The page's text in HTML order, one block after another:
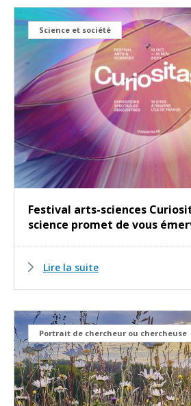
Science et société
Festival arts-sciences
science promet de vous
Lire la suite
Portrait de chercheur ou chercheuse